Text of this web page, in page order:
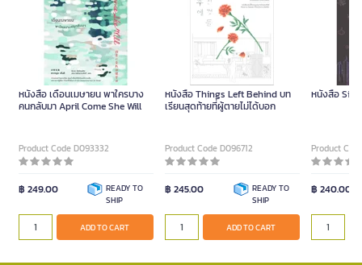
หนังสือ เดือนเมษายน พาใครบาง
คนกลับมา April Come She Will
Product Code D093332
฿ 249.00
READY TO
SHIP
ADD TO CART
หนังสือ Things Left Behind บท
เรียนสุดท้ายที่ผู้ตายไม่ได้บอก
Product Code D096712
฿ 245.00
READY TO
SHIP
ADD TO CART
หนังสือ
Product
฿ 240.00